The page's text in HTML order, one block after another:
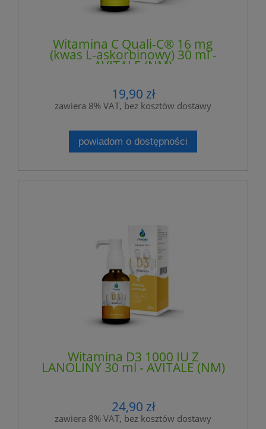
Witamina C Quali-C® 16 mg
(kwas L-askorbinowy) 30 ml -
AVITALE (NM)
19,90 zł
zawiera 8% VAT, bez kosztów dostawy
powiadom o dostępności
Witamina D3 1000 IU Z
LANOLINY 30 ml - AVITALE (NM)
24,90 zł
zawiera 8% VAT, bez kosztów dostawy